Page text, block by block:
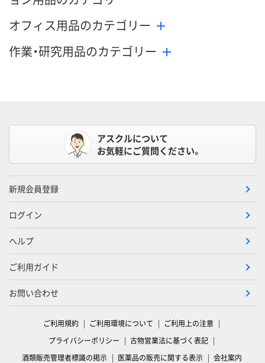
オフィス用品のカテゴリー
作業・研究用品のカテゴリー
アスクルについて
お気軽にご質問ください。
新規会員登録
ログイン
ヘルプ
ご利用ガイド
お問い合わせ
ご利用規約 ご利用環境について
ご利用上の注意
プライバシーポリシー
古物営業法に基づく表記
酒類販売管理者標識の掲示
医薬品の販売に関する表示 会社案内